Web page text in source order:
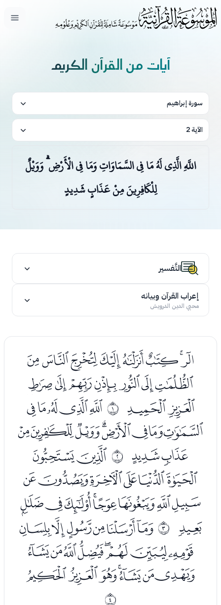
فتح
آيات من القرآن الكريم
سورة إبراهيم
الآية 2
اللَّهِ الَّذِي لَهُ مَا فِي السَّمَاوَاتِ وَمَا فِي الْأَرْضِ ۗ وَوَيْلٌ
لِلْكَافِرِينَ مِنْ عَذَابٍ شَدِيدٍ
التَّفسير
إعراب القرآن وبيانه
محيي الدين الدرويش
ﭢﭣﭤﭥﭦﭧﭨﭩ
ﭪﭫﭬﭭﭮﭯﭰ
ﭱﭲ ﰀﭴﭵﭶﭷﭸ
ﭹﭺﭻﭼﭽﭾﭿﮀ
ﮁﮂ ﰁ ﮄﮅ
ﮆﮇﮈﮉﮊﮋ
ﮌﮍﮎﮏﮐﮑﮒﮓ
ﮔ ﰂﮖﮗﮘﮙﮚﮛ
ﮜﮝﮞﮟﮠﮡﮢﮣ
ﮤﮥﮦﮧﮨﮩﮪ
ﰃ